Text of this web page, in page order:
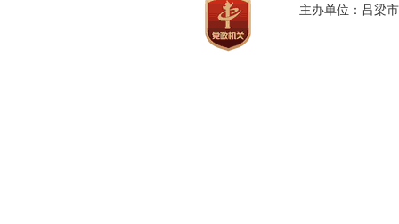
主办单位：吕梁